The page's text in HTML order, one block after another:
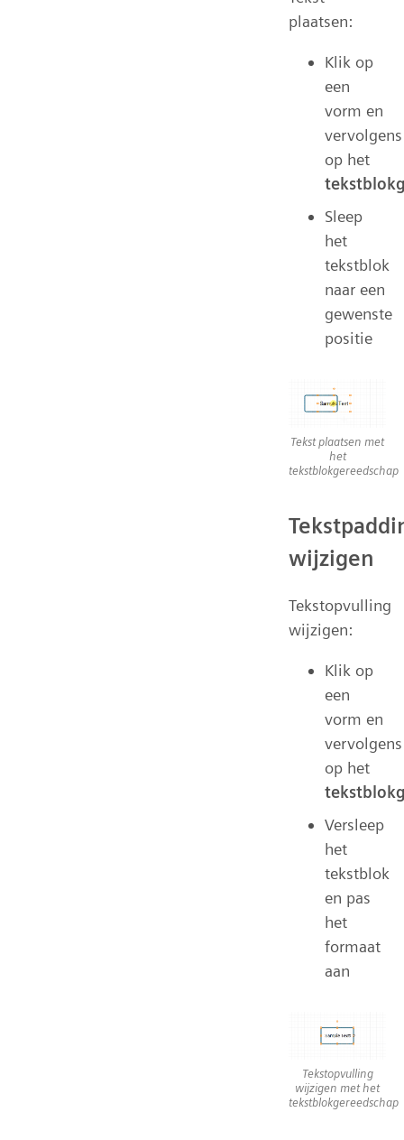
plaatsen:
Klik op
een
vorm en
vervolgens
op het
Sleep
het
tekstblok
naar een
gewenste
positie
Tekst plaatsen met
het
tekstblokgereedschap
wijzigen
Tekstopvulling
wijzigen:
Klik op
een
vorm en
vervolgens
op het
Versleep
het
tekstblok
en pas
het
formaat
aan
Tekstopvulling
wijzigen met het
tekstblokgereedschap